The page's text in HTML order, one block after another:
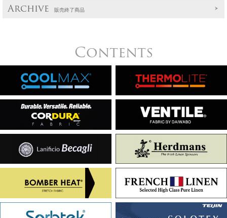
Archive 販売終了商品
Contents